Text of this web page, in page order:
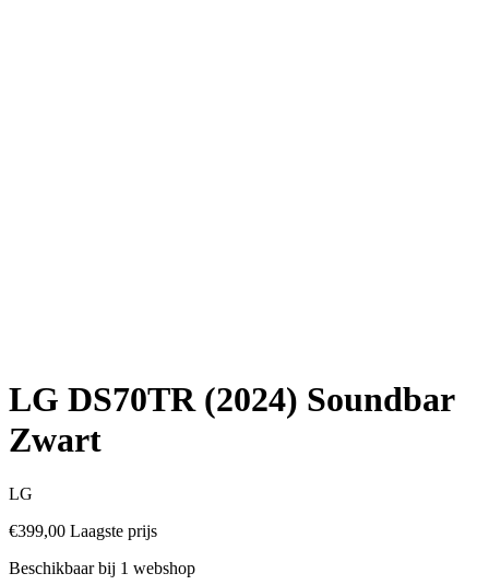
LG DS70TR (2024) Soundbar
Zwart
LG
€399,00 Laagste prijs
Beschikbaar bij 1 webshop